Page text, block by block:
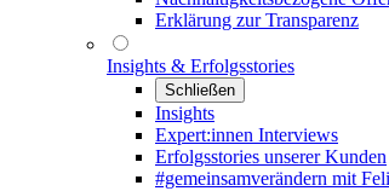
Erklärung zur Transparenz
Insights & Erfolgsstories
Schließen
Insights
Expert:innen Interviews
Erfolgsstories unserer Kunden
#gemeinsamverändern mit